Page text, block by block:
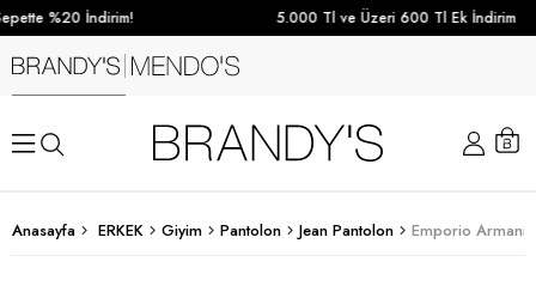
%20 İndirim! 5.000 Tl ve Üzeri 600 Tl Ek İndirim
Anasayfa ERKEK Giyim Pantolon Jean Pantolon Emporio Armani